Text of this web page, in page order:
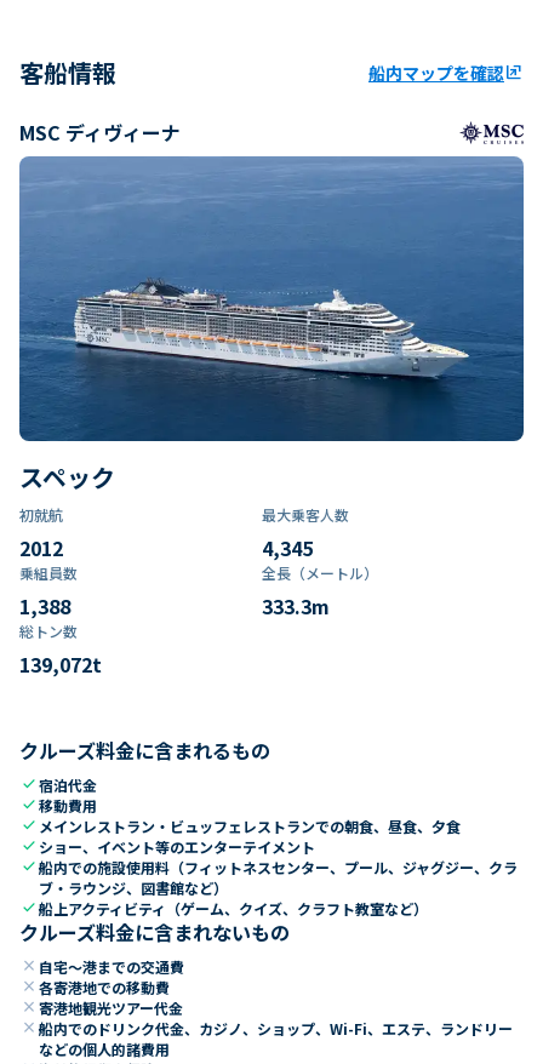
客船情報 船内マップを確認ungroup
MSC ディヴィーナ
スペック
初就航
2012
最大乗客人数
4,345
乗組員数​
1,388
全長（メートル）
333.3m
総トン数​
139,072t
クルーズ料金に含まれるもの
check宿泊代金
check移動費用
check メインレストラン・ビュッフェレストランでの朝食、昼食、夕食
check ショー、イベント等のエンターテイメント
check船内での施設使用料（フィットネスセンター、プール、ジャグジー、クラ
ブ・ラウンジ、図書館など）
check船上アクティビティ（ゲーム、クイズ、クラフト教室など）
クルーズ料金に含まれないもの
close 自宅～港までの交通費
close 各寄港地での移動費
close 寄港地観光ツアー代金
close 船内でのドリンク代金、カジノ、ショップ、Wi-Fi、エステ、ランドリー
などの個人的諸費用